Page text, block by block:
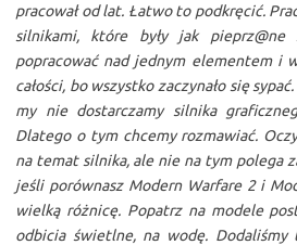
pracował od lat. Łatwo to podkręcić.
silnikami, które były jak pieprz@ne
popracować nad jednym elementem i
całości, bo wszystko zaczynało się
my nie dostarczamy silnika
Dlatego o tym chcemy rozmawiać.
na temat silnika, ale nie na tym polega
jeśli porównasz Modern Warfare 2 i
wielką różnicę. Popatrz na modele
odbicia świetlne, na wodę.